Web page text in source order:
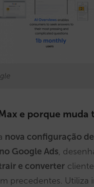
e porque muda
nova configuração
Google Ads,
e converter
precedentes. Utiliza